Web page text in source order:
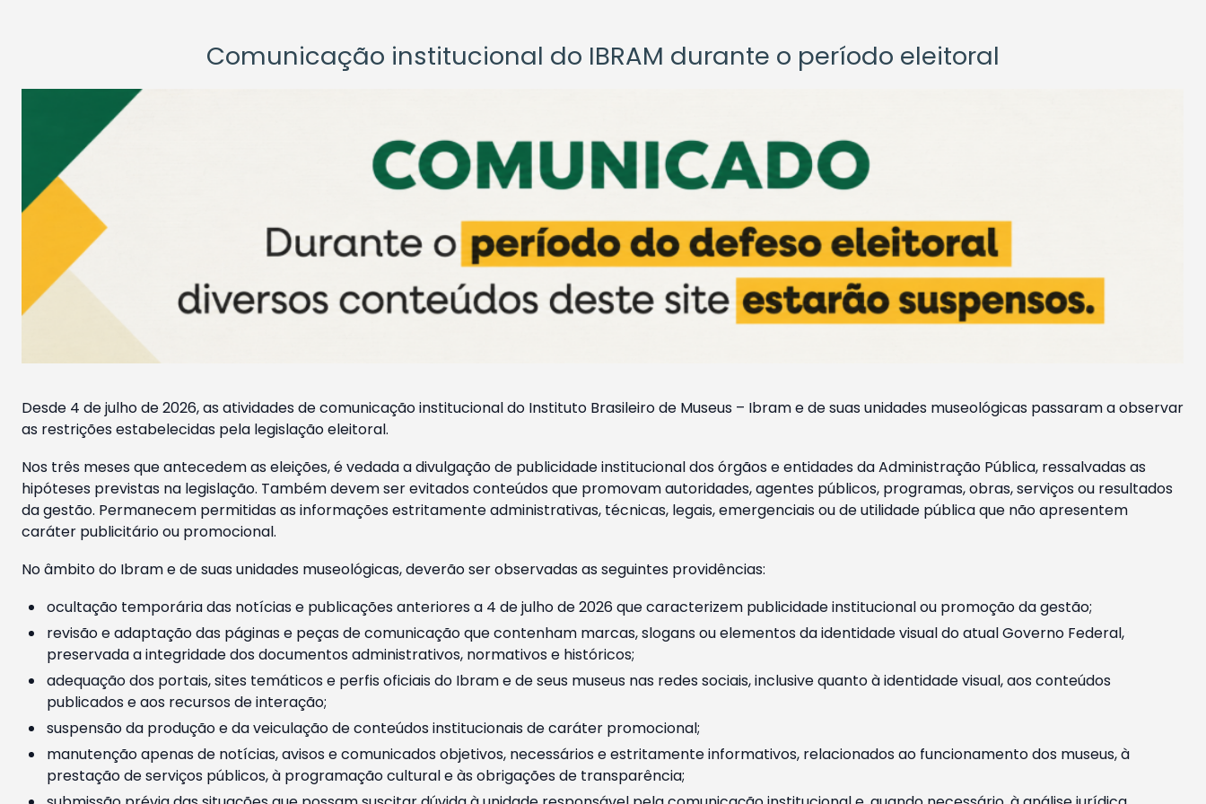
Comunicação institucional do IBRAM durante o período eleitoral
Desde 4 de julho de 2026, as atividades de comunicação institucional do Instituto Brasileiro de Museus – Ibram e de suas unidades museológicas passaram a observar
as restrições estabelecidas pela legislação eleitoral.
Nos três meses que antecedem as eleições, é vedada a divulgação de publicidade institucional dos órgãos e entidades da Administração Pública, ressalvadas as
hipóteses previstas na legislação. Também devem ser evitados conteúdos que promovam autoridades, agentes públicos, programas, obras, serviços ou resultados
da gestão. Permanecem permitidas as informações estritamente administrativas, técnicas, legais, emergenciais ou de utilidade pública que não apresentem
caráter publicitário ou promocional.
No âmbito do Ibram e de suas unidades museológicas, deverão ser observadas as seguintes providências:
ocultação temporária das notícias e publicações anteriores a 4 de julho de 2026 que caracterizem publicidade institucional ou promoção da gestão;
revisão e adaptação das páginas e peças de comunicação que contenham marcas, slogans ou elementos da identidade visual do atual Governo Federal,
preservada a integridade dos documentos administrativos, normativos e históricos;
adequação dos portais, sites temáticos e perfis oficiais do Ibram e de seus museus nas redes sociais, inclusive quanto à identidade visual, aos conteúdos
publicados e aos recursos de interação;
suspensão da produção e da veiculação de conteúdos institucionais de caráter promocional;
manutenção apenas de notícias, avisos e comunicados objetivos, necessários e estritamente informativos, relacionados ao funcionamento dos museus, à
prestação de serviços públicos, à programação cultural e às obrigações de transparência;